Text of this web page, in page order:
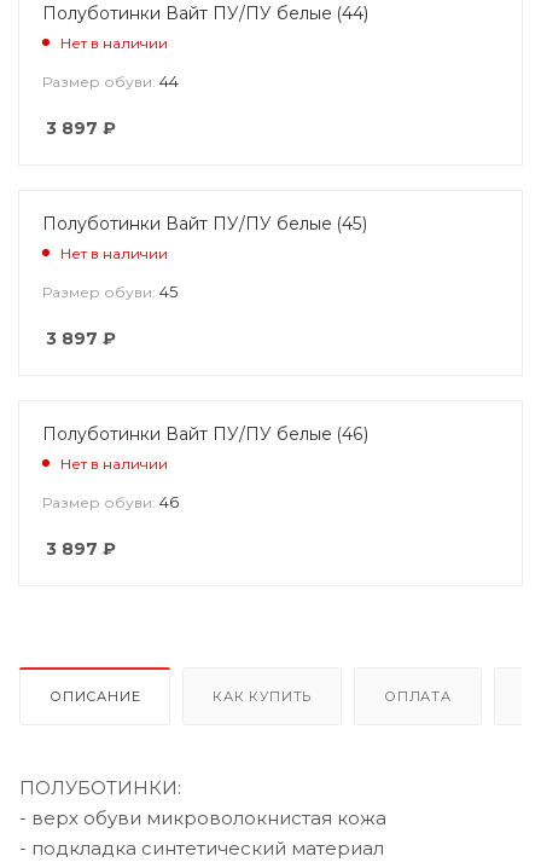
Полуботинки Вайт ПУ/ПУ белые (44)
Нет в наличии
Размер обуви: 44
3 897 ₽
Полуботинки Вайт ПУ/ПУ белые (45)
Нет в наличии
Размер обуви: 45
3 897 ₽
Полуботинки Вайт ПУ/ПУ белые (46)
Нет в наличии
Размер обуви: 46
3 897 ₽
ОПИСАНИЕ КАК КУПИТЬ ОПЛАТА
ПОЛУБОТИНКИ:
- верх обуви микроволокнистая кожа
- подкладка синтетический материал